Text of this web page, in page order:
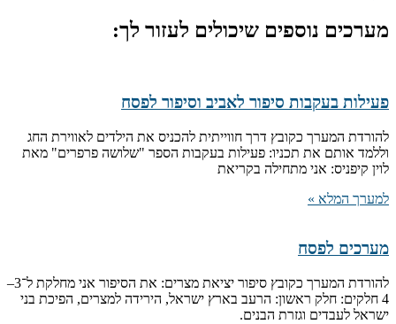
מערכים נוספים שיכולים לעזור לך:
פעילות בעקבות סיפור לאביב וסיפור לפסח
להורדת המערך כקובץ דרך חווייתית להכניס את הילדים לאווירת החג
וללמד אותם את תכניו: פעילות בעקבות הספר "שלושה פרפרים" מאת
לוין קיפניס: אני מתחילה בקריאת
למערך המלא »
מערכים לפסח
להורדת המערך כקובץ סיפור יציאת מצרים: את הסיפור אני מחלקת ל־3–
4 חלקים: חלק ראשון: הרעב בארץ ישראל, הירידה למצרים, הפיכת בני
ישראל לעבדים וגזרת הבנים.